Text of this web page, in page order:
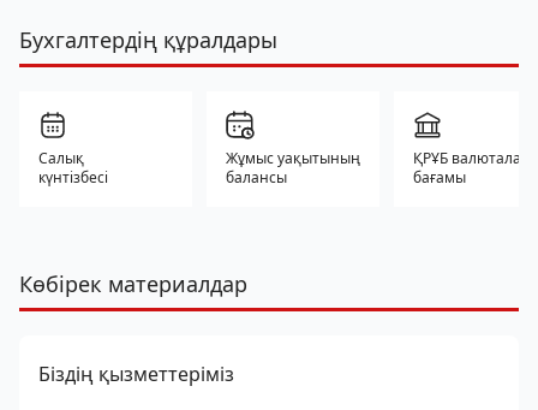
Бухгалтердің құралдары
Салық
күнтізбесі
Жұмыс уақытының
балансы
ҚРҰБ валюталар
бағамы
Көбірек материалдар
Біздің қызметтеріміз